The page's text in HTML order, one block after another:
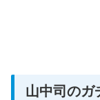
山中司のガ